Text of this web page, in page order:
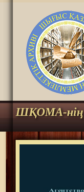
ШҚОМА-нің